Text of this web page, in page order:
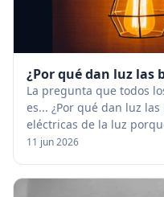
¿Por qué dan luz las
La pregunta que todos
es... ¿Por qué dan luz
eléctricas de la luz
tienen dentro, llamado
11 jun 2026